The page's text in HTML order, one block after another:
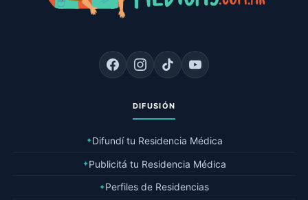
DIFUSIÓN
✦Difundí tu Residencia Médica
✦Publicitá tu Residencia Médica
✦Perfiles de Residencias